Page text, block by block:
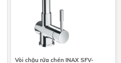
Vòi chậu rửa chén INAX SFV-